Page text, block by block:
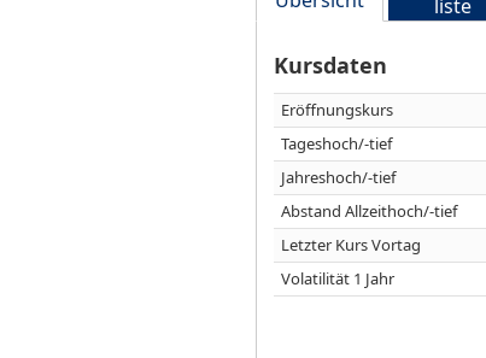
liste
Kursdaten
Eröffnungskurs
Tageshoch/-tief
Jahreshoch/-tief
Abstand Allzeithoch/-tief
Letzter Kurs Vortag
Volatilität 1 Jahr